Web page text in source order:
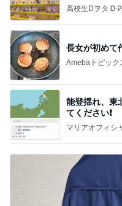
長女が初めて
Amebaトピック
能登揺れ、東
てください❗️
マリアオフィシ